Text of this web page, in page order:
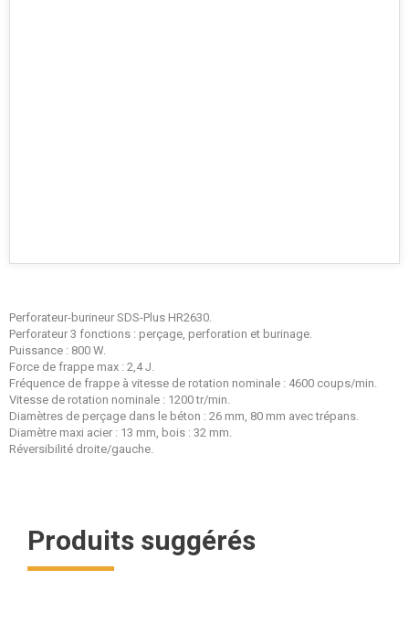
Perforateur-burineur SDS-Plus HR2630.
Perforateur 3 fonctions : perçage, perforation et burinage.
Puissance : 800 W.
Force de frappe max : 2,4 J.
Fréquence de frappe à vitesse de rotation nominale : 4600 coups/min.
Vitesse de rotation nominale : 1200 tr/min.
Diamètres de perçage dans le béton : 26 mm, 80 mm avec trépans.
Diamètre maxi acier : 13 mm, bois : 32 mm.
Réversibilité droite/gauche.
Produits suggérés